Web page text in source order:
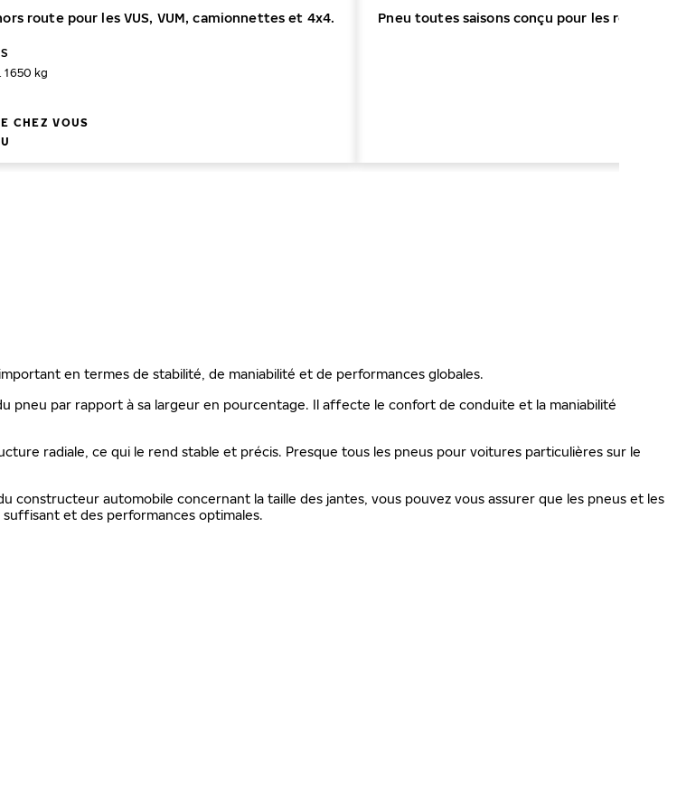
route pour les VUS, VUM, camionnettes et 4x4.
1650 kg
CHEZ VOUS
Pneu toutes saisons conçu pour les routes
en termes de stabilité, de maniabilité et de performances globales.
pneu par rapport à sa largeur en pourcentage. Il affecte le confort de conduite et la maniabilité
radiale, ce qui le rend stable et précis. Presque tous les pneus pour voitures particulières sur le
constructeur automobile concernant la taille des jantes, vous pouvez vous assurer que les pneus et les
et des performances optimales.